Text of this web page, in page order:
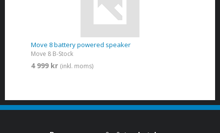
Move 8 battery powered speaker
Move 8 B-Stock
4 999 kr (inkl. moms)